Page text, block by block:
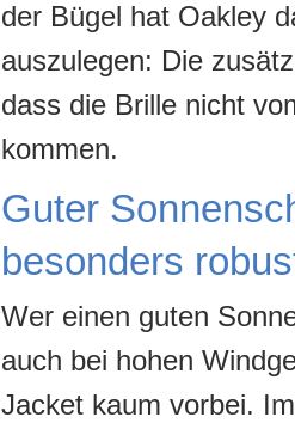
der Bügel hat Oakley
auszulegen: Die
dass die Brille nicht
kommen.
Guter
besonders
Wer einen guten
auch bei hohen
Jacket kaum vorbei.